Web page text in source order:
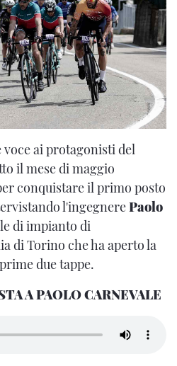
voce ai protagonisti del
il mese di maggio
conquistare il primo posto
l'ingegnerePaolo
di impianto di
di Torino che ha aperto la
due tappe.
A PAOLO CARNEVALE